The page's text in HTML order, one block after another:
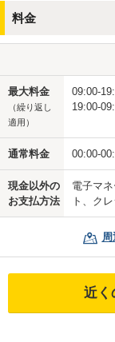
料金
最大料金
（繰り返し
適用）
09:00-
19:00-
通常料金 00:00-
現金以外の
お支払方法
電子マ
ト、ク
近く